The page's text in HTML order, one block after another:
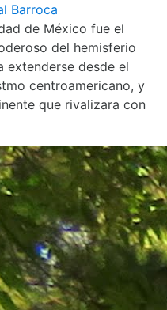
Barroca
de México fue el
del hemisferio
extenderse desde el
centroamericano, y
que rivalizara con